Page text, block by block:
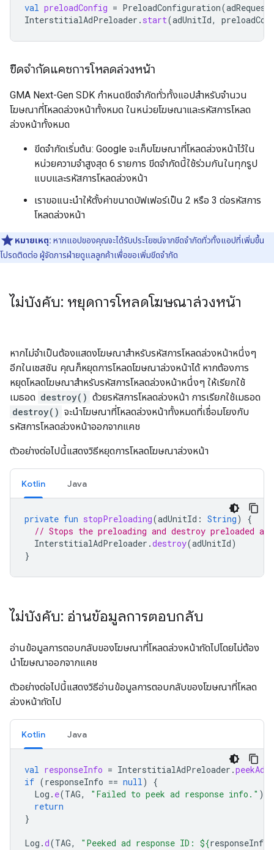
val preloadConfig = PreloadConfiguration(adRequest
InterstitialAdPreloader . start(adUnitId,
ขีดจำกัดแคชการโหลดล่วงหน้า
GMA Next-Gen SDK กำหนดขีดจำกัดทั่วทั้งแอปสำหรับจำนวน
โฆษณาที่โหลดล่วงหน้าทั้งหมด ในหน่วยโฆษณาและรหัสการโหลด
ล่วงหน้าทั้งหมด
ขีดจำกัดเริ่มต้น: Google จะเก็บโฆษณาที่โหลดล่วงหน้าไว้ใน
หน่วยความจำสูงสุด 6 รายการ ขีดจำกัดนี้ใช้ร่วมกันในทุกรูป
แบบและรหัสการโหลดล่วงหน้า
เราขอแนะนำให้ตั้งค่าขนาดบัฟเฟอร์เป็น 2 หรือ 3 ต่อรหัสการ
โหลดล่วงหน้า
หมายเหตุ: หากแอปของคุณจะได้รับประโยชน์จากขีดจำกัดทั่วทั้งแอปที่เพิ่มขึ้น
โปรดติดต่อ ผู้จัดการฝ่ายดูแลลูกค้าเพื่อขอเพิ่มขีดจำกัด
ไม่บังคับ: หยุดการโหลดโฆษณาล่วงหน้า
หากไม่จำเป็นต้องแสดงโฆษณาสำหรับรหัสการโหลดล่วงหน้าหนึ่งๆ
อีกในเซสชัน คุณก็หยุดการโหลดโฆษณาล่วงหน้าได้ หากต้องการ
หยุดโหลดโฆษณาสำหรับรหัสการโหลดล่วงหน้าหนึ่งๆ ให้เรียกใช้
เมธอด destroy() ด้วยรหัสการโหลดล่วงหน้า การเรียกใช้เมธอด
destroy() จะนำโฆษณาที่โหลดล่วงหน้าทั้งหมดที่เชื่อมโยงกับ
รหัสการโหลดล่วงหน้าออกจากแคช
ตัวอย่างต่อไปนี้แสดงวิธีหยุดการโหลดโฆษณาล่วงหน้า
Kotlin Java
private fun stopPreloading(adUnitId : String)
{
// Stops the preloading and destroy preloaded
InterstitialAdPreloader .destroy(adUnitId)
}
ไม่บังคับ: อ่านข้อมูลการตอบกลับ
อ่านข้อมูลการตอบกลับของโฆษณาที่โหลดล่วงหน้าถัดไปโดยไม่ต้อง
นำโฆษณาออกจากแคช
ตัวอย่างต่อไปนี้แสดงวิธีอ่านข้อมูลการตอบกลับของโฆษณาที่โหลด
ล่วงหน้าถัดไป
Kotlin Java
val responseInfo = InterstitialAdPreloader .
if (responseInfo == null)
{
Log . e(TAG, "Failed to peek ad response info." )
return
}
Log .d(TAG, "Peeked ad response ID: ${responseInfo